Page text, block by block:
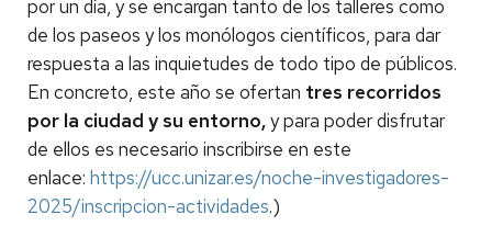
por un día, y se encargan tanto de los talleres como
de los paseos y los monólogos científicos, para dar
respuesta a las inquietudes de todo tipo de públicos.
En concreto, este año se ofertan tres recorridos
por la ciudad y su entorno,y para poder disfrutar
de ellos es necesario inscribirse en este
enlace: https://ucc.unizar.es/noche-investigadores-
2025/inscripcion-actividades.)